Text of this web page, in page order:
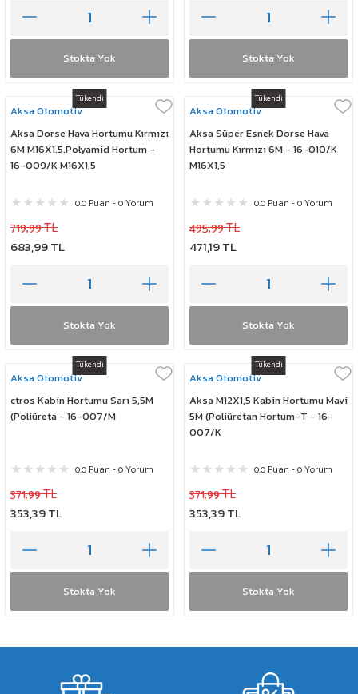
Stokta Yok Stokta Yok
Tükendi
Aksa Otomotiv
Aksa Dorse Hava Hortumu Kırmızı
6M M16X1.5.Polyamid Hortum -
16-009/K M16X1,5
0.0 Puan - 0 Yorum
719,99 TL
683,99 TL
Stokta Yok
Tükendi
Aksa Otomotiv
Aksa Süper Esnek Dorse Hava
Hortumu Kırmızı 6M - 16-010/K
M16X1,5
0.0 Puan - 0 Yorum
495,99 TL
471,19 TL
Stokta Yok
Tükendi
Aksa Otomotiv
ctros Kabin Hortumu Sarı 5,5M
(Poliüreta - 16-007/M
0.0 Puan - 0 Yorum
371,99 TL
353,39 TL
Stokta Yok
Tükendi
Aksa Otomotiv
Aksa M12X1,5 Kabin Hortumu Mavi
5M (Poliüretan Hortum-T - 16-
007/K
0.0 Puan - 0 Yorum
371,99 TL
353,39 TL
Stokta Yok